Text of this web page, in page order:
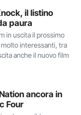
il listino
paura
in uscita il prossimo
interessanti, tra
anche il nuovo film
ancora in
Four